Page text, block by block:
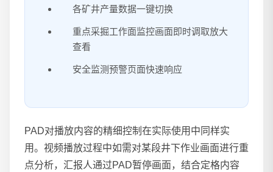
各矿井产量数据一键切换
重点采掘工作面监控画面即时调取放大
查看
安全监测预警页面快速响应
PAD对播放内容的精细控制在实际使用中同样实
用。视频播放过程中如需对某段井下作业画面进行重
点分析，汇报人通过PAD暂停画面，结合定格内容